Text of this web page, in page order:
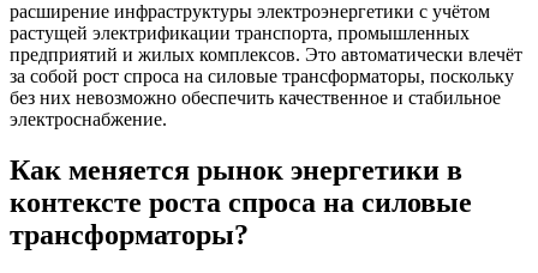
расширение инфраструктуры электроэнергетики с учётом
растущей электрификации транспорта, промышленных
предприятий и жилых комплексов. Это автоматически влечёт
за собой рост спроса на силовые трансформаторы, поскольку
без них невозможно обеспечить качественное и стабильное
электроснабжение.
Как меняется рынок энергетики в
контексте роста спроса на силовые
трансформаторы?